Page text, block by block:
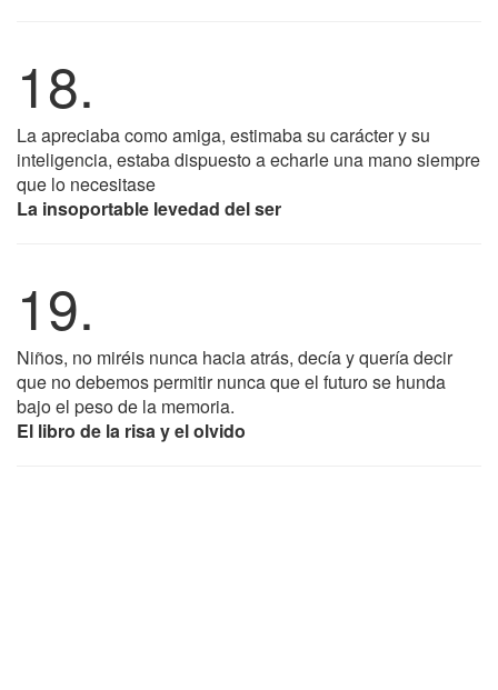
18.
La apreciaba como amiga, estimaba su carácter y su
inteligencia, estaba dispuesto a echarle una mano siempre
que lo necesitase
La insoportable levedad del ser
19.
Niños, no miréis nunca hacia atrás, decía y quería decir
que no debemos permitir nunca que el futuro se hunda
bajo el peso de la memoria.
El libro de la risa y el olvido